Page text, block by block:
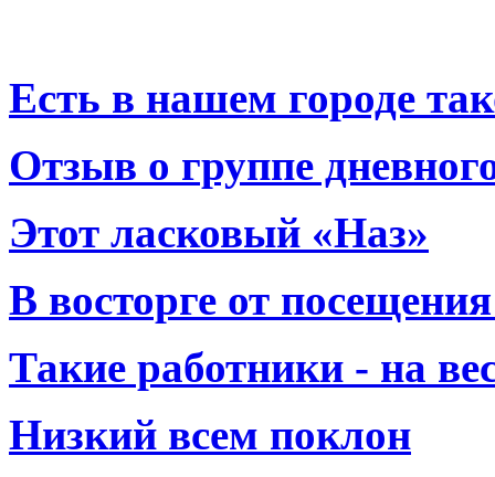
Есть в нашем городе
Отзыв о группе
Этот ласковый «Наз»
В восторге от
Такие работники - на
Низкий всем поклон